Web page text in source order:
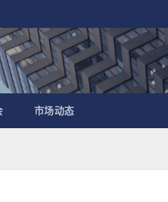
市场动态